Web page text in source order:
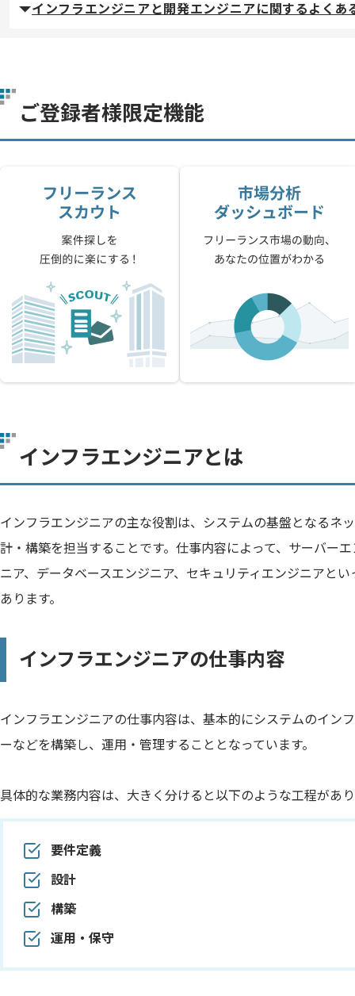
インフラエンジニアと開発エンジニアに関するよくあ
ご登録者様限定機能
インフラエンジニアとは
インフラエンジニアの主な役割は、システムの基盤となるネ
計・構築を担当することです。仕事内容によって、サーバー
ニア、データベースエンジニア、セキュリティエンジニアと
あります。
インフラエンジニアの仕事内容
インフラエンジニアの仕事内容は、基本的にシステムのイン
ーなどを構築し、運用・管理することとなっています。
具体的な業務内容は、大きく分けると以下のような工程があ
要件定義
設計
構築
運用・保守